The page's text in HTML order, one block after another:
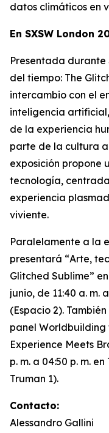
datos climáticos en
En SXSW London
Presentada durante
del tiempo: The
intercambio con el
inteligencia
de la experiencia
parte de la cultura
exposición propone
tecnología,
experiencia
viviente.
Paralelamente a la
presentará “Arte,
Glitched Sublime”
junio, de 11:40 a. m.
(Espacio 2).
panel Worldbuilding
Experience Meets
p. m. a 04:50 p. m.
Truman 1).
Contacto:
Alessandro Gallini